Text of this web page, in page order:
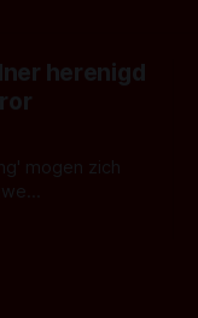
herenigd
mogen zich